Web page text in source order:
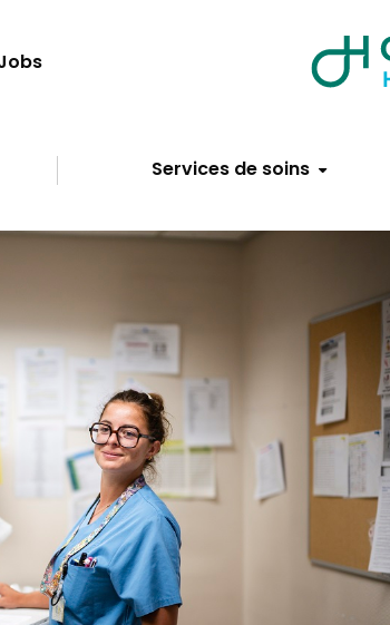
Services de soins